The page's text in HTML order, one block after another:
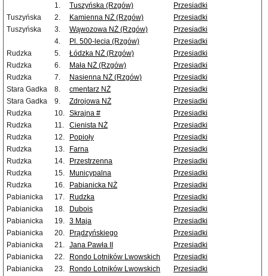
1.
Tuszyńska (Rzgów)
Przesiadki
Tuszyńska
2. Kamienna NŻ (Rzgów)
Przesiadki
Tuszyńska
3. Wąwozowa NŻ (Rzgów)
Przesiadki
4.
Pl. 500-lecia (Rzgów)
Przesiadki
Rudzka
5. Łódzka NŻ (Rzgów)
Przesiadki
Rudzka
6. Mała NŻ (Rzgów)
Przesiadki
Rudzka
7. Nasienna NŻ (Rzgów)
Przesiadki
Stara Gadka
8. cmentarz NŻ
Przesiadki
Stara Gadka
9. Zdrojowa NŻ
Przesiadki
Rudzka
10. Skrajna #
Przesiadki
Rudzka
11. Cienista NŻ
Przesiadki
Rudzka
12. Popioły
Przesiadki
Rudzka
13. Farna
Przesiadki
Rudzka
14. Przestrzenna
Przesiadki
Rudzka
15. Municypalna
Przesiadki
Rudzka
16. Pabianicka NŻ
Przesiadki
Pabianicka
17. Rudzka
Przesiadki
Pabianicka
18. Dubois
Przesiadki
Pabianicka
19. 3 Maja
Przesiadki
Pabianicka
20. Prądzyńskiego
Przesiadki
Pabianicka
21. Jana Pawła II
Przesiadki
Pabianicka
22. Rondo Lotników Lwowskich
Przesiadki
Pabianicka
23. Rondo Lotników Lwowskich
Przesiadki